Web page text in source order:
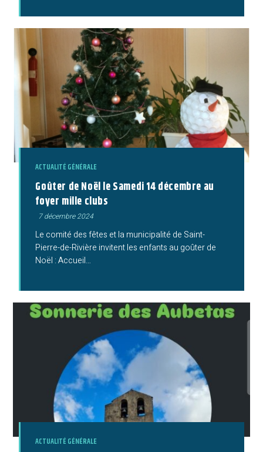
ACTUALITÉ GÉNÉRALE
Goûter de Noël le Samedi 14 décembre au
foyer mille clubs
Publication
7 décembre 2024
Le comité des fêtes et la municipalité de Saint-
Pierre-de-Rivière invitent les enfants au goûter de
Noël : Accueil…
ACTUALITÉ GÉNÉRALE